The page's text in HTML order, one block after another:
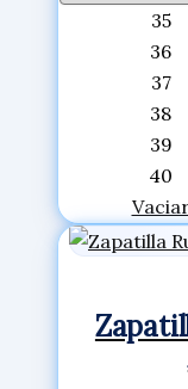
35
36
37
38
39
40